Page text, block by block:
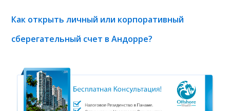
Как открыть личный или корпоративный
сберегательный счет в Андорре?